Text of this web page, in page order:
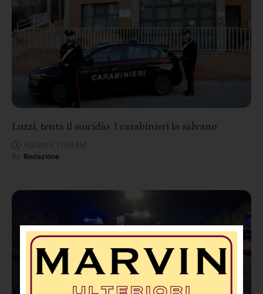
Luzzi, tenta il suicidio. I carabinieri la salvano
Redazione